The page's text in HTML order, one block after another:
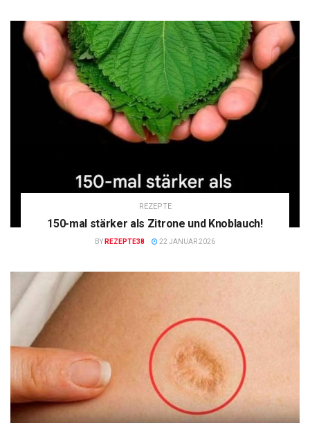
REZEPTE
150-mal stärker als Zitrone und Knoblauch!
BY REZEPTE38 22 JANUAR 2026